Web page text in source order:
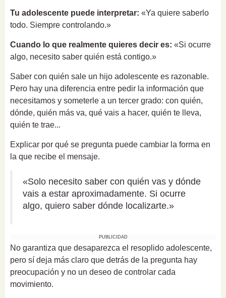
Tu adolescente puede interpretar: «Ya quiere saberlo
todo. Siempre controlando.»
Cuando lo que realmente quieres decir es: «Si ocurre
algo, necesito saber quién está contigo.»
Saber con quién sale un hijo adolescente es razonable.
Pero hay una diferencia entre pedir la información que
necesitamos y someterle a un tercer grado: con quién,
dónde, quién más va, qué vais a hacer, quién te lleva,
quién te trae...
Explicar por qué se pregunta puede cambiar la forma en
la que recibe el mensaje.
«Solo necesito saber con quién vas y dónde
vais a estar aproximadamente. Si ocurre
algo, quiero saber dónde localizarte.»
PUBLICIDAD
No garantiza que desaparezca el resoplido adolescente,
pero sí deja más claro que detrás de la pregunta hay
preocupación y no un deseo de controlar cada
movimiento.